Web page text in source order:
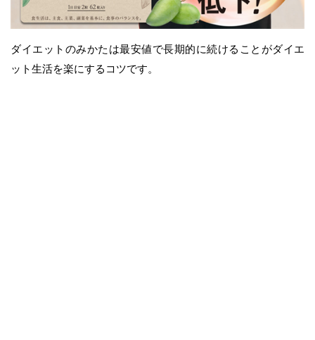
ダイエットのみかたは最安値で長期的に続けることがダイエ
ット生活を楽にするコツです。